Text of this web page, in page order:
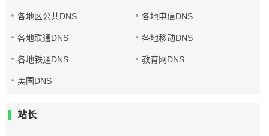
各地区公共DNS 各地电信DNS
各地联通DNS 各地移动DNS
各地铁通DNS 教育网DNS
美国DNS
站长